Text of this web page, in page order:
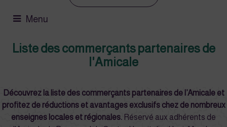
Menu
Liste des commerçants partenaires de
l'Amicale
Découvrez la liste des commerçants partenaires de l’Amicale et
profitez de réductions et avantages exclusifs chez de nombreux
enseignes locales et régionales. Réservé aux adhérents de